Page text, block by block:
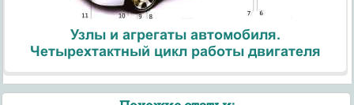
Узлы и агрегаты автомобиля.
Четырехтактный цикл работы двигателя